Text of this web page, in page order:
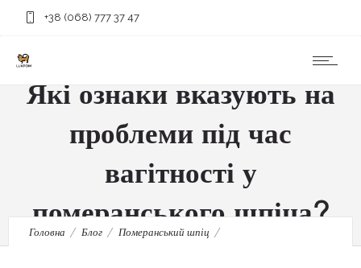
+38 (068) 777 37 47
Які ознаки вказують на
проблеми під час
вагітності у
померанського шпіца?
Головна Блог Померанський шпіц